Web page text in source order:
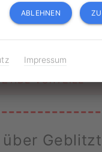
VORTEILE
ABLEHNEN
Impressum